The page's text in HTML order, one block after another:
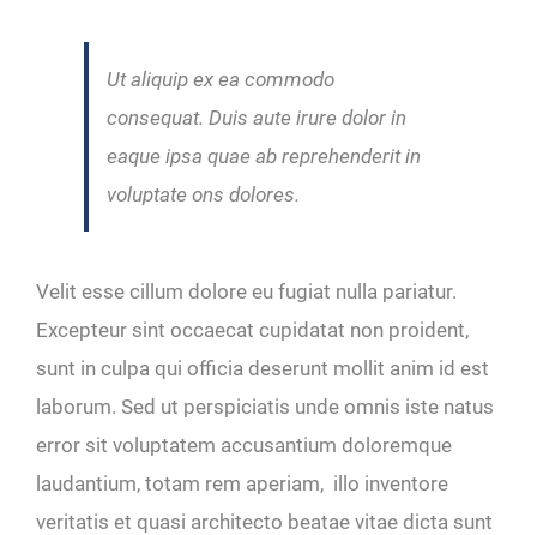
Ut aliquip ex ea commodo
consequat. Duis aute irure dolor in
eaque ipsa quae ab reprehenderit in
voluptate ons dolores.
Velit esse cillum dolore eu fugiat nulla pariatur.
Excepteur sint occaecat cupidatat non proident,
sunt in culpa qui officia deserunt mollit anim id est
laborum. Sed ut perspiciatis unde omnis iste natus
error sit voluptatem accusantium doloremque
laudantium, totam rem aperiam, illo inventore
veritatis et quasi architecto beatae vitae dicta sunt